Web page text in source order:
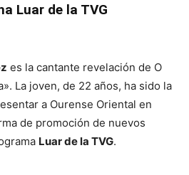
Luar de la TVG
es la cantante revelación de O
La joven, de 22 años, ha sido la
a Ourense Oriental en
de promoción de nuevos
Luar de la TVG.